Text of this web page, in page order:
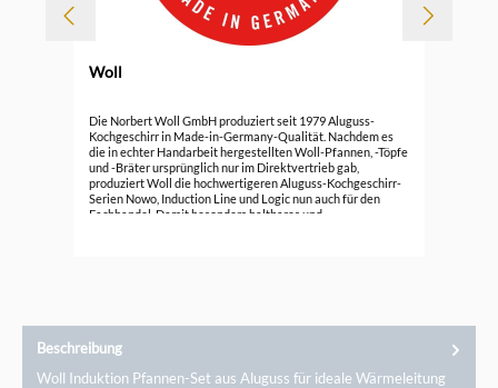
Woll
Die Norbert Woll GmbH produziert seit 1979 Aluguss-
Kochgeschirr in Made-in-Germany-Qualität. Nachdem es
die in echter Handarbeit hergestellten Woll-Pfannen, -Töpfe
und -Bräter ursprünglich nur im Direktvertrieb gab,
produziert Woll die hochwertigeren Aluguss-Kochgeschirr-
Serien Nowo, Induction Line und Logic nun auch für den
Fachhandel. Damit besonders haltbares und
energiesparend.
Beschreibung
Woll Induktion Pfannen-Set aus Aluguss für ideale Wärmeleitung